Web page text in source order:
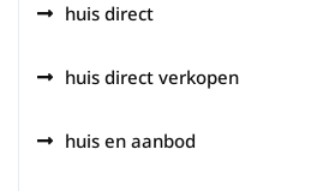
huis direct
huis direct verkopen
huis en aanbod